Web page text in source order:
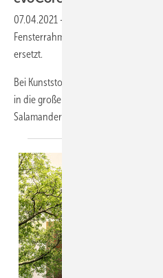
07.04.2021 -
Fensterrahmen durch einen
ersetzt.
Bei Kunststofffensterprofilen ist es
in die große Profilkammer einen
Salamander geht bei der Verstärkung